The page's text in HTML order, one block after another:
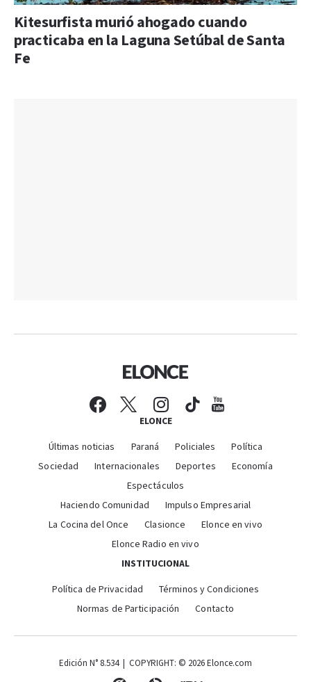
Kitesurfista murió ahogado cuando
practicaba en la Laguna Setúbal de Santa
Fe
ELONCE
Últimas noticias Paraná Policiales
Política
Sociedad
Internacionales Deportes
Economía
Espectáculos
Haciendo Comunidad
Impulso Empresarial
La Cocina del Once
Clasionce
Elonce en vivo
Elonce Radio en vivo
INSTITUCIONAL
Política de Privacidad
Términos y Condiciones
Normas de Participación
Contacto
Edición N° 8.534 | COPYRIGHT: © 2026 Elonce.com